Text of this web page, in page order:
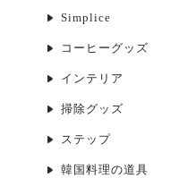
Simplice
コーヒーグッズ
インテリア
掃除グッズ
ステップ
韓国料理の道具